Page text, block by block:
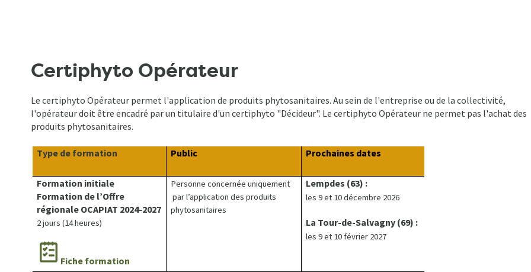
Certiphyto Opérateur
Le certiphyto Opérateur permet l'application de produits phytosanitaires. Au sein de l'entreprise ou de la collectivité,
l'opérateur doit être encadré par un titulaire d'un certiphyto "Décideur". Le certiphyto Opérateur ne permet pas l'achat des
produits phytosanitaires.
Type de formation Public Prochaines dates
Formation initiale
Formation de l’Offre
régionale OCAPIAT 2024-2027
2 jours (14 heures)
Fiche formation
Personne concernée uniquement
par l’application des produits
phytosanitaires
Lempdes (63) :
les 9 et 10 décembre 2026
La Tour-de-Salvagny (69) :
les 9 et 10 février 2027